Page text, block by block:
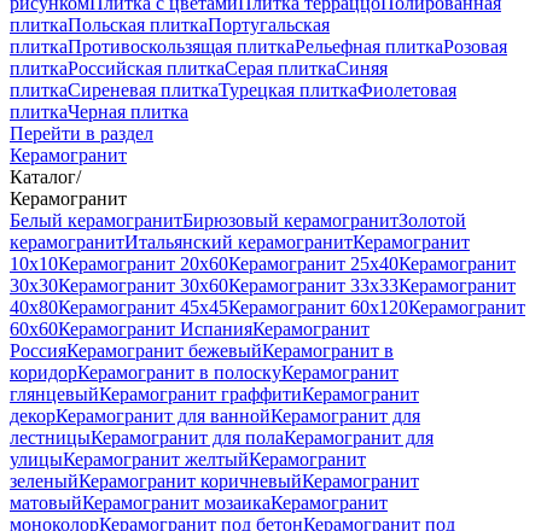
плиткаПольская плиткаПортугальская
плиткаПротивоскользящая плиткаРельефная плиткаРозовая
плиткаРоссийская плиткаСерая плиткаСиняя
плиткаСиреневая плиткаТурецкая плиткаФиолетовая
плиткаЧерная плитка
Перейти в раздел
Керамогранит
Каталог/
Керамогранит
Белый керамогранитБирюзовый керамогранитЗолотой
керамогранитИтальянский керамогранитКерамогранит
10x10Керамогранит 20x60Керамогранит 25x40Керамогранит
30x30Керамогранит 30x60Керамогранит 33x33Керамогранит
40x80Керамогранит 45x45Керамогранит 60x120Керамогранит
60x60Керамогранит ИспанияКерамогранит
РоссияКерамогранит бежевыйКерамогранит в
коридорКерамогранит в полоскуКерамогранит
глянцевыйКерамогранит граффитиКерамогранит
декорКерамогранит для ваннойКерамогранит для
лестницыКерамогранит для полаКерамогранит для
улицыКерамогранит желтыйКерамогранит
зеленыйКерамогранит коричневыйКерамогранит
матовыйКерамогранит мозаикаКерамогранит
моноколорКерамогранит под бетонКерамогранит под